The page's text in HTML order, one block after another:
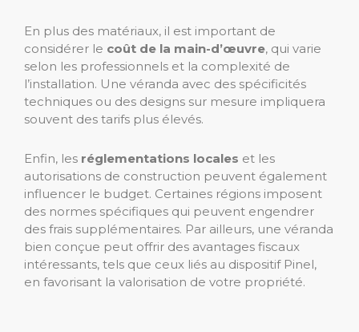
En plus des matériaux, il est important de
considérer le coût de la main-d’œuvre, qui varie
selon les professionnels et la complexité de
l’installation. Une véranda avec des spécificités
techniques ou des designs sur mesure impliquera
souvent des tarifs plus élevés.
Enfin, les réglementations locales et les
autorisations de construction peuvent également
influencer le budget. Certaines régions imposent
des normes spécifiques qui peuvent engendrer
des frais supplémentaires. Par ailleurs, une véranda
bien conçue peut offrir des avantages fiscaux
intéressants, tels que ceux liés au dispositif Pinel,
en favorisant la valorisation de votre propriété.